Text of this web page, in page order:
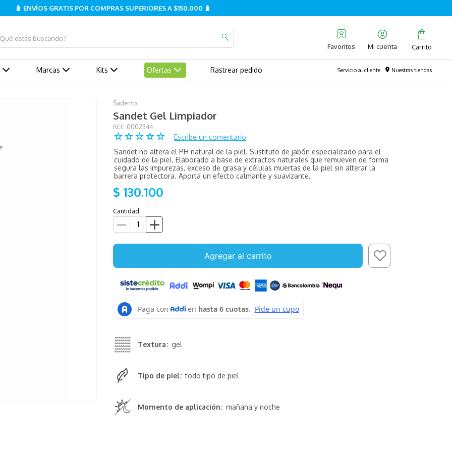
🧴 ENVÍOS GRATIS POR COMPRAS SUPERIORES A $150.000 🧴
estás buscando?
Favoritos
Marcas Kits Ofertas Rastrear pedido Servicio al cliente Nuestras tiendas
Saderma
Sandet Gel Limpiador
: 0002344
☆☆☆☆☆
Escribe un comentario
Sandet no altera el PH natural de la piel. Sustituto de jabón especializado para el
cuidado de la piel. Elaborado a base de extractos naturales que remueven de forma
segura las impurezas, exceso de grasa y células muertas de la piel sin alterar la
barrera protectora. Aporta un efecto calmante y suavizante.
$ 130.100
Cantidad
Agregar al carrito
Tipo de piel todo tipo de piel
Textura gel
Momento de aplicación mañana y noche